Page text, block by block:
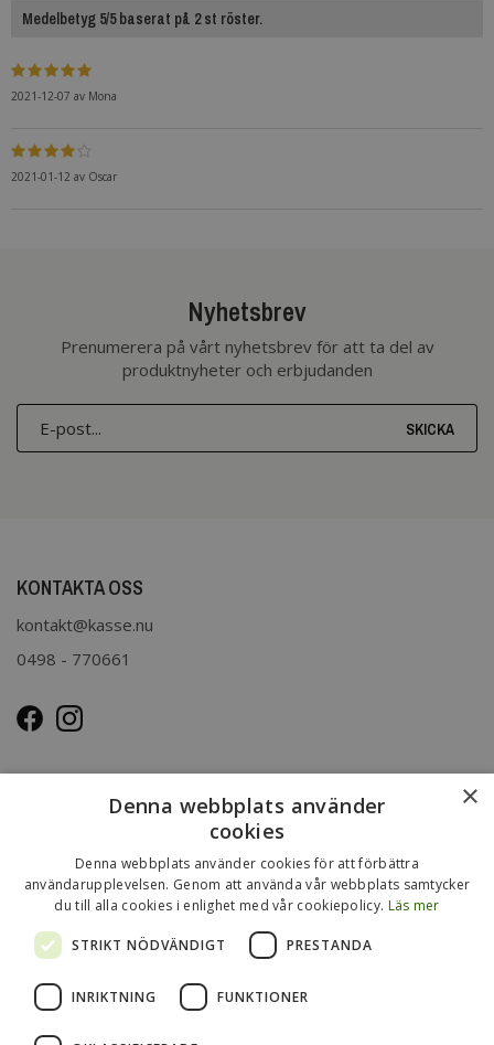
Medelbetyg 5/5 baserat på 2 st röster.
2021-12-07 av Mona
2021-01-12 av Oscar
Nyhetsbrev
Prenumerera på vårt nyhetsbrev för att ta del av
produktnyheter och erbjudanden
SKICKA
KONTAKTA OSS
kontakt@kasse.nu
0498 - 770661
Kasse.nu drivs och ägs av Immenco AB i Visby, Gotland.
Immenco AB har sedan 1979 bedrivit grossistförsäljning av
förpackningar, presentartiklar, vykort m.m. Mer om vårt
övriga sortiment finns
påwww.gotlandsgrossisten.seoch
×
Denna webbplats använder
cookies
Denna webbplats använder cookies för att förbättra
användarupplevelsen. Genom att använda vår webbplats samtycker
du till alla cookies i enlighet med vår cookiepolicy. Läs mer
STRIKT NÖDVÄNDIGT PRESTANDA
INRIKTNING FUNKTIONER